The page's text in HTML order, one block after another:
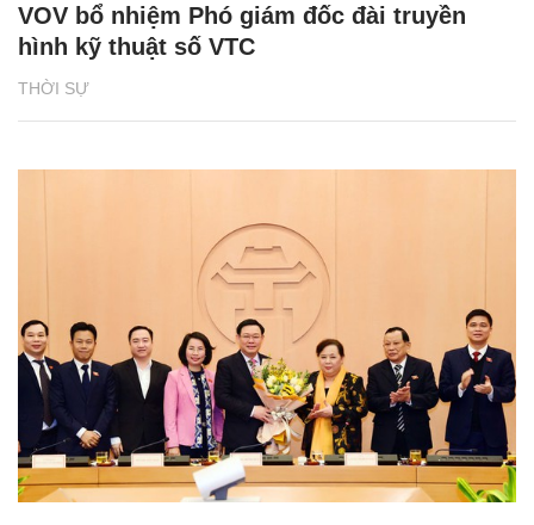
THỜI SỰ
VOV bổ nhiệm Phó giám đốc đài truyền
hình kỹ thuật số VTC